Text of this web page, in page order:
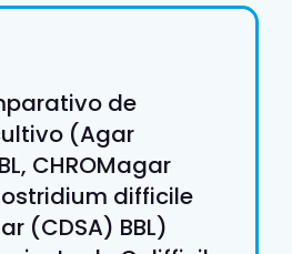
de
(Agar
CHROMagar
difficile
(CDSA) BBL)